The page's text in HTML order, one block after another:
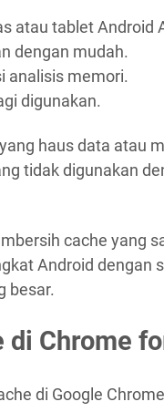
atau tablet Android
dengan mudah.
analisis memori.
digunakan.
haus data atau
tidak digunakan
cache yang
Android dengan
besar.
Chrome
di Google